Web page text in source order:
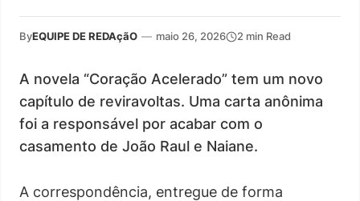
ByEQUIPE DE REDAçãO — maio 26, 2026 2 min Read
A novela “Coração Acelerado” tem um novo
capítulo de reviravoltas. Uma carta anônima
foi a responsável por acabar com o
casamento de João Raul e Naiane.
A correspondência, entregue de forma